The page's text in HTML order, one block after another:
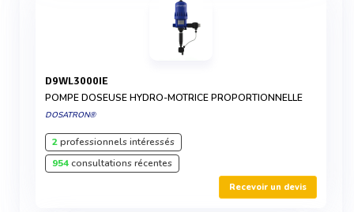
D9WL3000IE
POMPE DOSEUSE HYDRO-MOTRICE PROPORTIONNELLE
DOSATRON®
2professionnels intéressés
954consultations récentes
Recevoir un devis